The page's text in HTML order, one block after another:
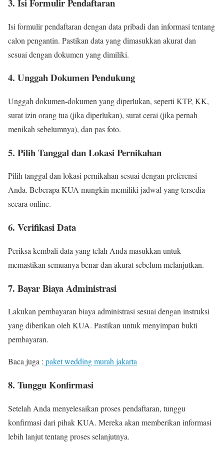
Isi formulir pendaftaran dengan data pribadi dan informasi tentang
calon pengantin. Pastikan data yang dimasukkan akurat dan
sesuai dengan dokumen yang dimiliki.
4. Unggah Dokumen Pendukung
Unggah dokumen-dokumen yang diperlukan, seperti KTP, KK,
surat izin orang tua (jika diperlukan), surat cerai (jika pernah
menikah sebelumnya), dan pas foto.
5. Pilih Tanggal dan Lokasi Pernikahan
Pilih tanggal dan lokasi pernikahan sesuai dengan preferensi
Anda. Beberapa KUA mungkin memiliki jadwal yang tersedia
secara online.
6. Verifikasi Data
Periksa kembali data yang telah Anda masukkan untuk
memastikan semuanya benar dan akurat sebelum melanjutkan.
7. Bayar Biaya Administrasi
Lakukan pembayaran biaya administrasi sesuai dengan instruksi
yang diberikan oleh KUA. Pastikan untuk menyimpan bukti
pembayaran.
Baca juga : paket wedding murah jakarta
8. Tunggu Konfirmasi
Setelah Anda menyelesaikan proses pendaftaran, tunggu
konfirmasi dari pihak KUA. Mereka akan memberikan informasi
lebih lanjut tentang proses selanjutnya.